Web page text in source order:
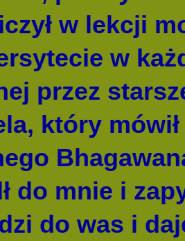
w lekcji
w
przez
który
do mnie i
do was i